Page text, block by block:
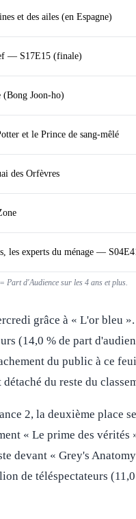
et des ailes (en Espagne)
— S17E15 (finale)
(Bong Joon-ho)
et le Prince de sang-mêlé
des Orfèvres
les experts du ménage —
d'Audience sur les 4 ans et plus.
grâce à « L'or bleu
(14,0 % de part
du public à ce
du reste du
2, la deuxième place
« Le prime des
devant « Grey's
de téléspectateurs